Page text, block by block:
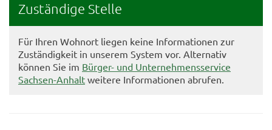
Zuständige Stelle
Für Ihren Wohnort liegen keine Informationen zur
Zuständigkeit in unserem System vor. Alternativ
können Sie im Bürger- und Unternehmensservice
Sachsen-Anhalt weitere Informationen abrufen.